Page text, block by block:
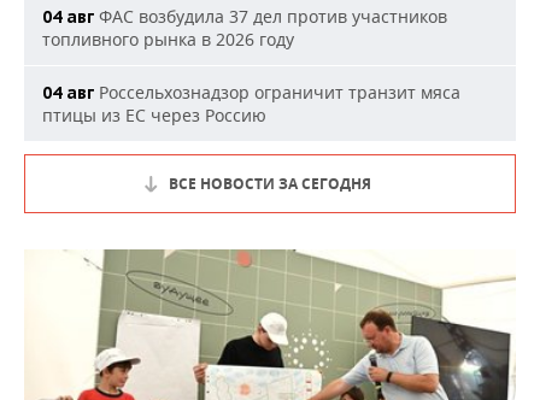
04 авг ФАС возбудила 37 дел против участников
топливного рынка в 2026 году
04 авг Россельхознадзор ограничит транзит мяса
птицы из ЕС через Россию
ВСЕ НОВОСТИ ЗА СЕГОДНЯ